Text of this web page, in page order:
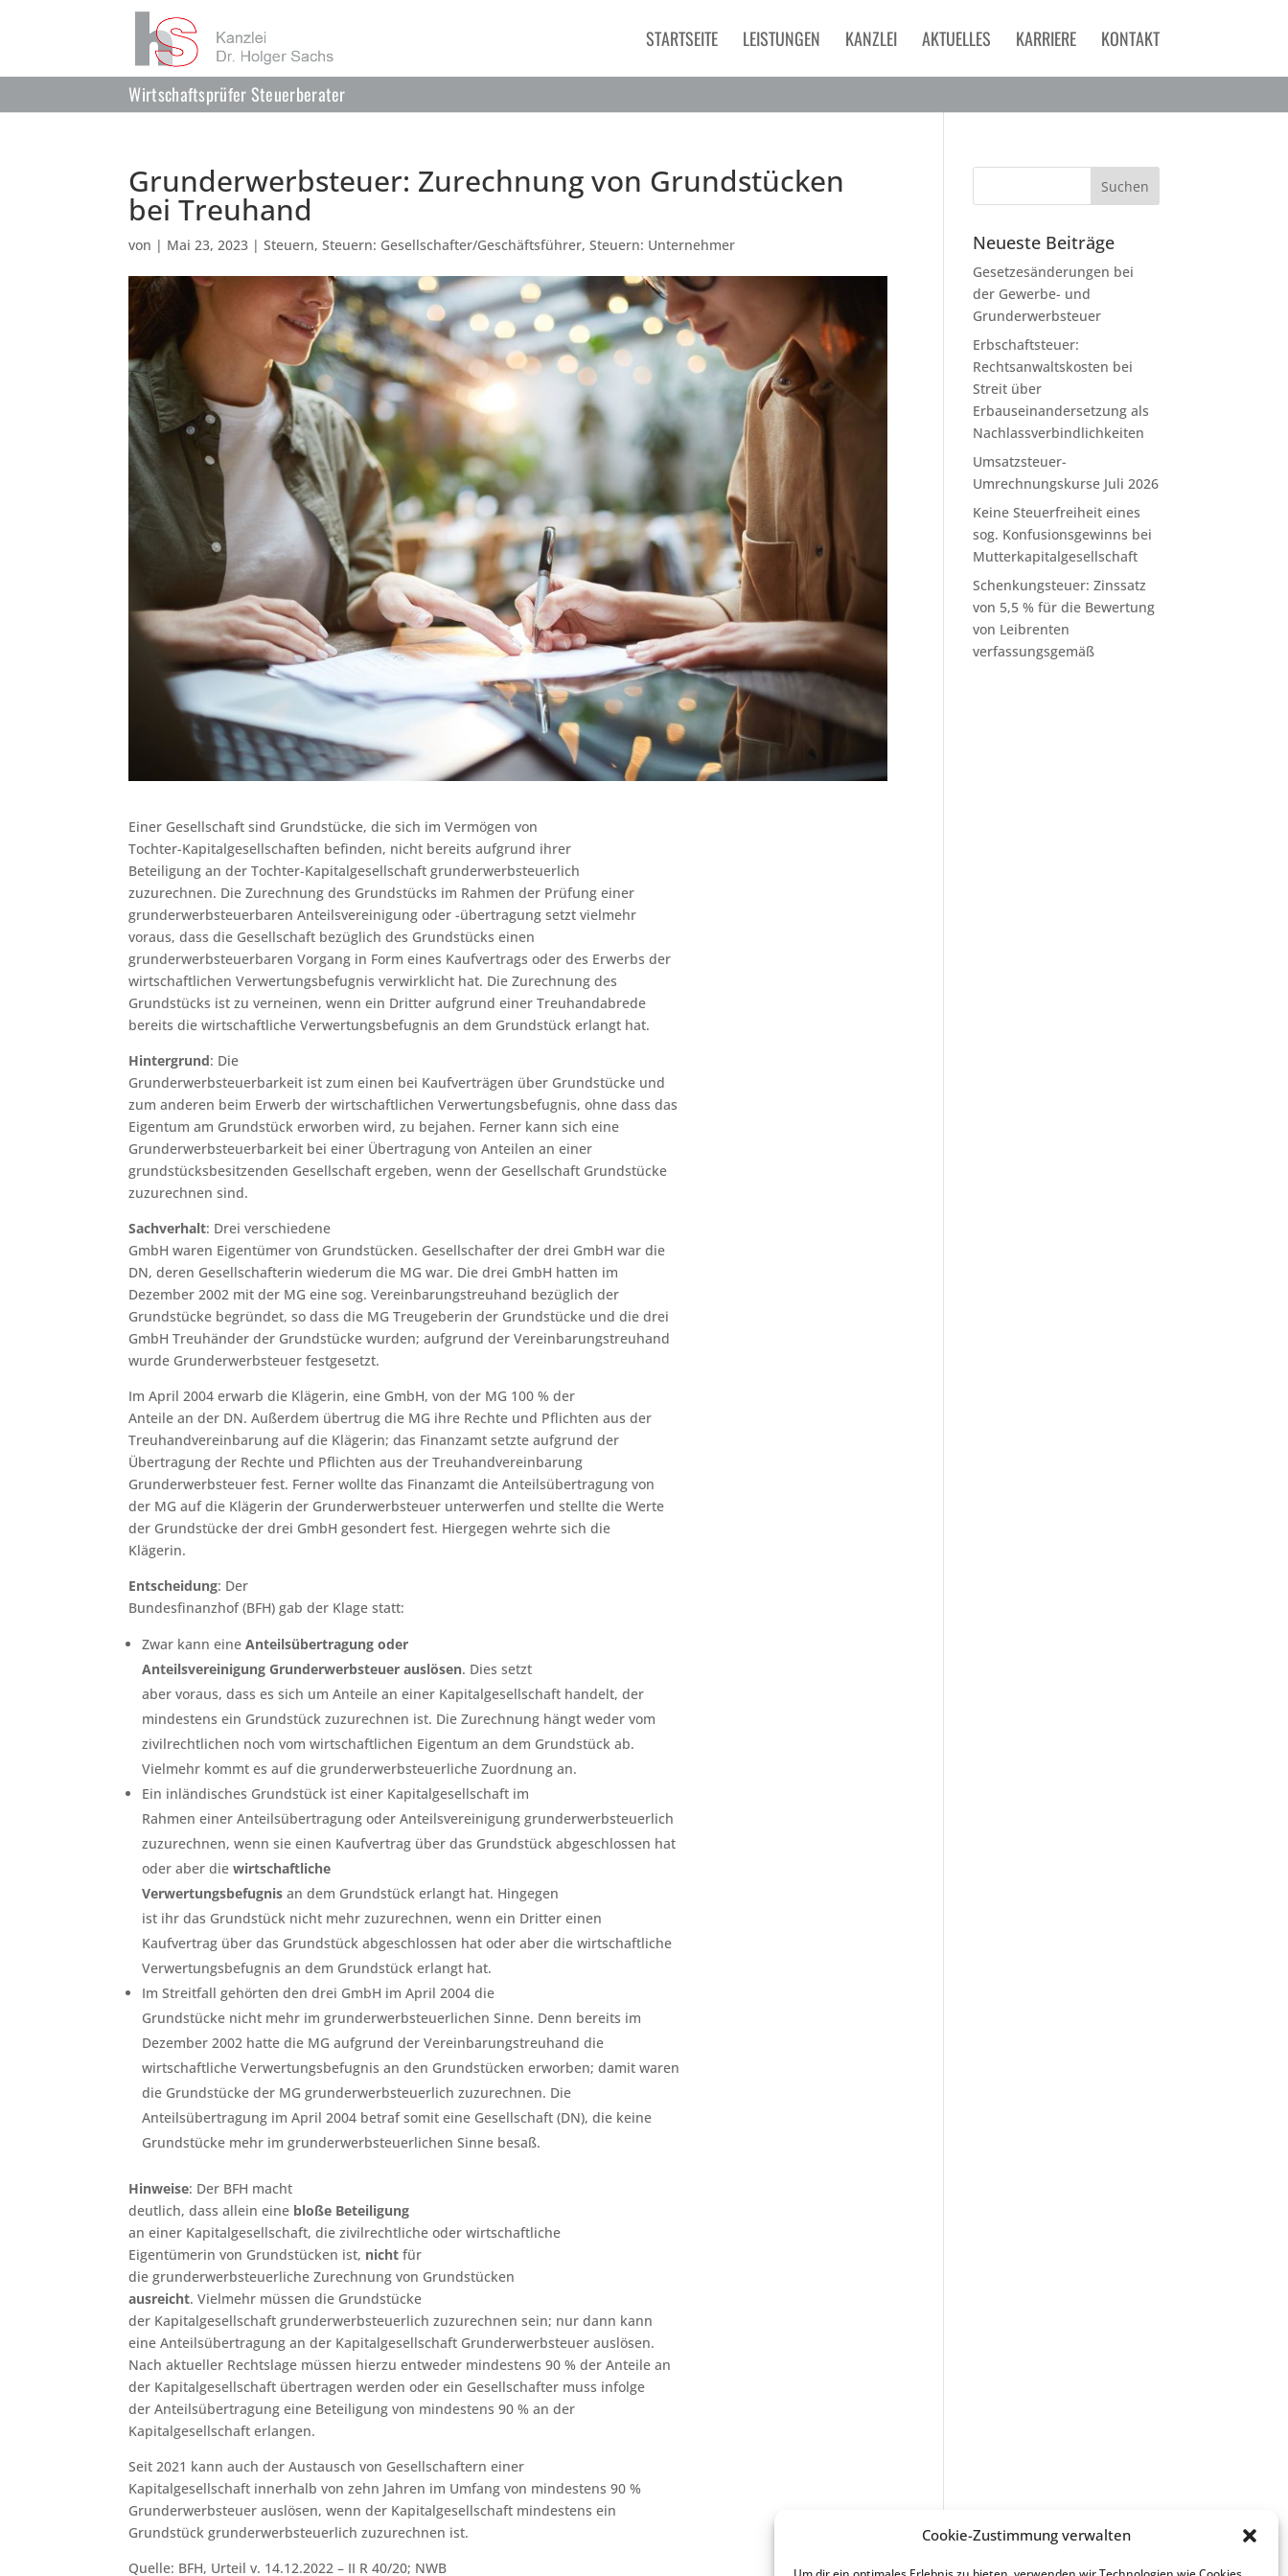
Cookie-Zustimmung verwalten
STARTSEITE LEISTUNGEN KANZLEI AKTUELLES KARRIERE KONTAKT
Wirtschaftsprüfer Steuerberater
Grunderwerbsteuer: Zurechnung von Grundstücken
bei Treuhand
von | Mai 23, 2023 |Steuern,Steuern: Gesellschafter/Geschäftsführer,Steuern: Unternehmer
Einer Gesellschaft sind Grundstücke, die sich im Vermögen von
Tochter-Kapitalgesellschaften befinden, nicht bereits aufgrund ihrer
Beteiligung an der Tochter-Kapitalgesellschaft grunderwerbsteuerlich
zuzurechnen. Die Zurechnung des Grundstücks im Rahmen der Prüfung einer
grunderwerbsteuerbaren Anteilsvereinigung oder -übertragung setzt vielmehr
voraus, dass die Gesellschaft bezüglich des Grundstücks einen
grunderwerbsteuerbaren Vorgang in Form eines Kaufvertrags oder des Erwerbs der
wirtschaftlichen Verwertungsbefugnis verwirklicht hat. Die Zurechnung des
Grundstücks ist zu verneinen, wenn ein Dritter aufgrund einer Treuhandabrede
bereits die wirtschaftliche Verwertungsbefugnis an dem Grundstück erlangt hat.
Hintergrund: Die
Grunderwerbsteuerbarkeit ist zum einen bei Kaufverträgen über Grundstücke und
zum anderen beim Erwerb der wirtschaftlichen Verwertungsbefugnis, ohne dass das
Eigentum am Grundstück erworben wird, zu bejahen. Ferner kann sich eine
Grunderwerbsteuerbarkeit bei einer Übertragung von Anteilen an einer
grundstücksbesitzenden Gesellschaft ergeben, wenn der Gesellschaft Grundstücke
zuzurechnen sind.
Sachverhalt: Drei verschiedene
GmbH waren Eigentümer von Grundstücken. Gesellschafter der drei GmbH war die
DN, deren Gesellschafterin wiederum die MG war. Die drei GmbH hatten im
Dezember 2002 mit der MG eine sog. Vereinbarungstreuhand bezüglich der
Grundstücke begründet, so dass die MG Treugeberin der Grundstücke und die drei
GmbH Treuhänder der Grundstücke wurden; aufgrund der Vereinbarungstreuhand
wurde Grunderwerbsteuer festgesetzt.
Im April 2004 erwarb die Klägerin, eine GmbH, von der MG 100 % der
Anteile an der DN. Außerdem übertrug die MG ihre Rechte und Pflichten aus der
Treuhandvereinbarung auf die Klägerin; das Finanzamt setzte aufgrund der
Übertragung der Rechte und Pflichten aus der Treuhandvereinbarung
Grunderwerbsteuer fest. Ferner wollte das Finanzamt die Anteilsübertragung von
der MG auf die Klägerin der Grunderwerbsteuer unterwerfen und stellte die Werte
der Grundstücke der drei GmbH gesondert fest. Hiergegen wehrte sich die
Klägerin.
Entscheidung: Der
Bundesfinanzhof (BFH) gab der Klage statt:
Zwar kann eineAnteilsübertragung oder
Anteilsvereinigung Grunderwerbsteuer auslösen. Dies setzt
aber voraus, dass es sich um Anteile an einer Kapitalgesellschaft handelt, der
mindestens ein Grundstück zuzurechnen ist. Die Zurechnung hängt weder vom
zivilrechtlichen noch vom wirtschaftlichen Eigentum an dem Grundstück ab.
Vielmehr kommt es auf die grunderwerbsteuerliche Zuordnung an.
Ein inländisches Grundstück ist einer Kapitalgesellschaft im
Rahmen einer Anteilsübertragung oder Anteilsvereinigung grunderwerbsteuerlich
zuzurechnen, wenn sie einen Kaufvertrag über das Grundstück abgeschlossen hat
oder aber diewirtschaftliche
Verwertungsbefugnis an dem Grundstück erlangt hat. Hingegen
ist ihr das Grundstück nicht mehr zuzurechnen, wenn ein Dritter einen
Kaufvertrag über das Grundstück abgeschlossen hat oder aber die wirtschaftliche
Verwertungsbefugnis an dem Grundstück erlangt hat.
Im Streitfall gehörten den drei GmbH im April 2004 die
Grundstücke nicht mehr im grunderwerbsteuerlichen Sinne. Denn bereits im
Dezember 2002 hatte die MG aufgrund der Vereinbarungstreuhand die
wirtschaftliche Verwertungsbefugnis an den Grundstücken erworben; damit waren
die Grundstücke der MG grunderwerbsteuerlich zuzurechnen. Die
Anteilsübertragung im April 2004 betraf somit eine Gesellschaft (DN), die keine
Grundstücke mehr im grunderwerbsteuerlichen Sinne besaß.
Hinweise: Der BFH macht
deutlich, dass allein eine bloße Beteiligung
an einer Kapitalgesellschaft, die zivilrechtliche oder wirtschaftliche
Eigentümerin von Grundstücken ist, nicht für
die grunderwerbsteuerliche Zurechnung von Grundstücken
ausreicht. Vielmehr müssen die Grundstücke
der Kapitalgesellschaft grunderwerbsteuerlich zuzurechnen sein; nur dann kann
eine Anteilsübertragung an der Kapitalgesellschaft Grunderwerbsteuer auslösen.
Nach aktueller Rechtslage müssen hierzu entweder mindestens 90 % der Anteile an
der Kapitalgesellschaft übertragen werden oder ein Gesellschafter muss infolge
der Anteilsübertragung eine Beteiligung von mindestens 90 % an der
Kapitalgesellschaft erlangen.
Seit 2021 kann auch der Austausch von Gesellschaftern einer
Kapitalgesellschaft innerhalb von zehn Jahren im Umfang von mindestens 90 %
Grunderwerbsteuer auslösen, wenn der Kapitalgesellschaft mindestens ein
Grundstück grunderwerbsteuerlich zuzurechnen ist.
Quelle: BFH, Urteil v. 14.12.2022 – II R 40/20; NWB
Neueste Beiträge
Gesetzesänderungen bei
der Gewerbe- und
Grunderwerbsteuer
Erbschaftsteuer:
Rechtsanwaltskosten bei
Streit über
Erbauseinandersetzung als
Nachlassverbindlichkeiten
Umsatzsteuer-
Umrechnungskurse Juli 2026
Keine Steuerfreiheit eines
sog. Konfusionsgewinns bei
Mutterkapitalgesellschaft
Schenkungsteuer: Zinssatz
von 5,5 % für die Bewertung
von Leibrenten
verfassungsgemäß